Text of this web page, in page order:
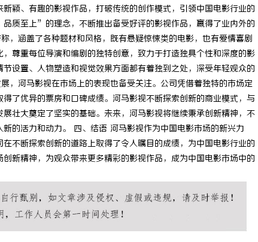
颖、有趣的影视作品，打破传统的创作模式，引领中国电影行业的
质至上”的理念，不断推出备受好评的影视作品，赢得了业内外的
，涵盖了各种题材和风格，既有悬疑惊悚类的电影，也有爱情喜剧
尊重每位导演和编剧的独特创意，致力于打造独具个性和深度的影
设置、人物塑造和视觉效果方面都有着独到之处，深受年轻观众的
，河马影视在市场上的表现也备受关注。公司凭借着独特的市场定
了优异的票房和口碑成绩。河马影视不断探索创新的商业模式，与
壮大奠定了坚实的基础。未来，河马影视将继续秉承创新精神，不
的活力和动力。 四、结语 河马影视作为中国电影市场的新兴力
不断探索创新的道路上取得了令人瞩目的成绩，为中国电影行业的
新精神，为观众带来更多精彩的影视作品，成为中国电影市场中的
镜 武汉配眼镜 上海配眼镜